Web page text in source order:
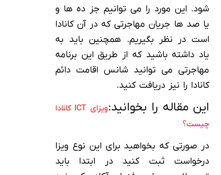
شود. این مورد را می توانیم جز ده ها و
یا صد ها جریان مهاجرتی که در آن کانادا
است در نظر بگیریم. همچنین باید به
یاد داشته باشید که از طریق این برنامه
مهاجرتی می توانید شانس اقامت دائم
کانادا را نیز دریافت کنید.
این مقاله را بخوانید:
ویزای ICT کانادا
چیست؟
در صورتی که بخواهید برای این نوع ویزا
درخواست ثبت کنید در ابتدا باید